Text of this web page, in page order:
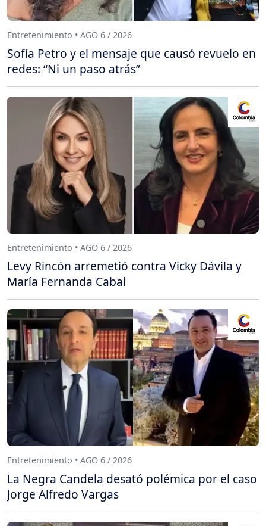
Entretenimiento • AGO 6 / 2026
Sofía Petro y el mensaje que causó revuelo en
redes: “Ni un paso atrás”
Entretenimiento • AGO 6 / 2026
Levy Rincón arremetió contra Vicky Dávila y
María Fernanda Cabal
Entretenimiento • AGO 6 / 2026
La Negra Candela desató polémica por el caso
Jorge Alfredo Vargas